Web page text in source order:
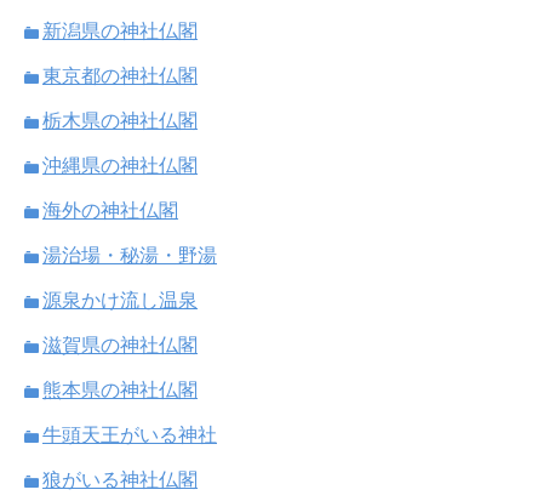
新潟県の神社仏閣
東京都の神社仏閣
栃木県の神社仏閣
沖縄県の神社仏閣
海外の神社仏閣
湯治場・秘湯・野湯
源泉かけ流し温泉
滋賀県の神社仏閣
熊本県の神社仏閣
牛頭天王がいる神社
狼がいる神社仏閣